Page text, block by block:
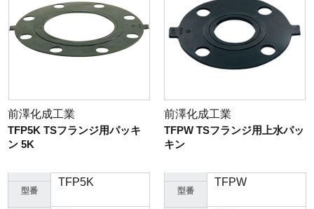
前澤化成工業
TFP5K TSフランジ用パッキ
ン 5K
型番
TFP5K
前澤化成工業
TFPW TSフランジ用上水パッ
キン
型番
TFPW